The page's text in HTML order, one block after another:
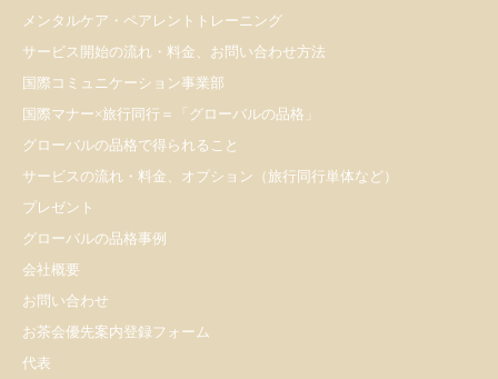
メンタルケア・ペアレントトレーニング
サービス開始の流れ・料金、お問い合わせ方法
国際コミュニケーション事業部
国際マナー×旅行同行＝「グローバルの品格」
グローバルの品格で得られること
サービスの流れ・料金、オプション（旅行同行単体など）
プレゼント
​グローバルの品格事例
会社概要
お問い合わせ
お茶会優先案内登録フォーム
代表